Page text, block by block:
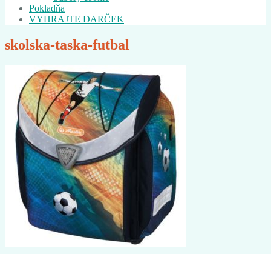
Pokladňa
VYHRAJTE DARČEK
skolska-taska-futbal